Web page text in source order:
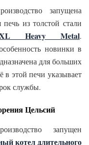
запущена
печь из толстой стали
Heavy Metal.
новинки в
для больших
в этой печи указывает
службы.
Цельсий
запущен
котел длительного